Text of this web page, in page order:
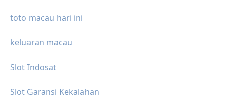
toto macau hari ini
keluaran macau
Slot Indosat
Slot Garansi Kekalahan